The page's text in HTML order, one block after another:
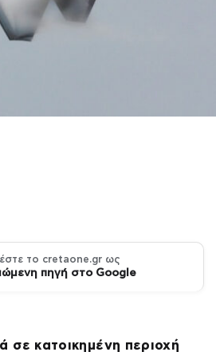
το cretaone.gr ως
πηγή στο Google
σε κατοικημένη περιοχή